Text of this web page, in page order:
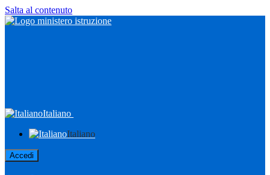
Salta al contenuto
Italiano
Italiano
Accedi